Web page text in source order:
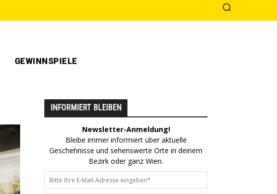
GEWINNSPIELE
INFORMIERT BLEIBEN
Newsletter-Anmeldung!
Bleibe immer informiert über aktuelle
Geschehnisse und sehenswerte Orte in deinem
Bezirk oder ganz Wien.